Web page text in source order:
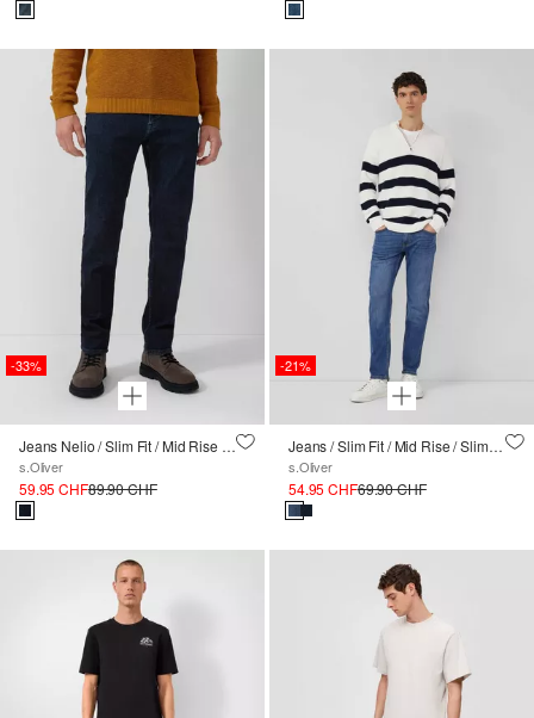
-33%
Jeans Nelio / Slim Fit / Mid Rise / Straight Leg / Hyperstretch
s.Oliver
59.95 CHF89.90 CHF
-21%
Jeans / Slim Fit / Mid Rise / Slim Leg / élastique
s.Oliver
54.95 CHF69.90 CHF